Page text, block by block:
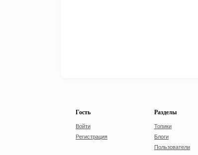
Гость
Войти
Регистрация
Разделы
Топики
Блоги
Пользователи